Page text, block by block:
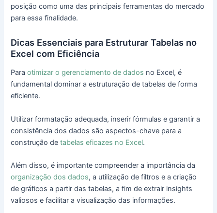
posição como uma das principais ferramentas do mercado
para essa finalidade.
Dicas Essenciais para Estruturar Tabelas no
Excel com Eficiência
Paraotimizar o gerenciamento de dados no Excel, é
fundamental dominar a estruturação de tabelas de forma
eficiente.
Utilizar formatação adequada, inserir fórmulas e garantir a
consistência dos dados são aspectos-chave para a
construção detabelas eficazes no Excel.
Além disso, é importante compreender a importância da
organização dos dados, a utilização de filtros e a criação
de gráficos a partir das tabelas, a fim de extrair insights
valiosos e facilitar a visualização das informações.